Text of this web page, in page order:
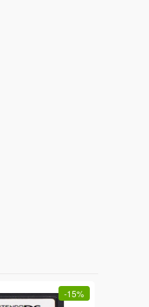
-15%